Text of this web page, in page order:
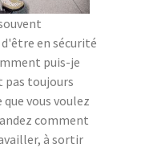
en sécurité
puis-je
pas toujours
vous voulez
comment
à sortir